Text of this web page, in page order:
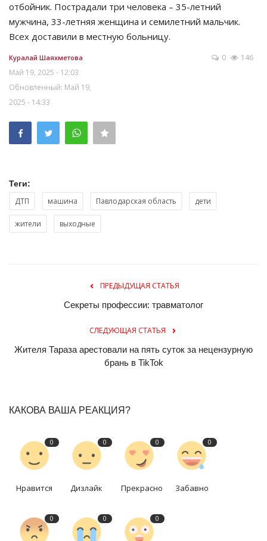
отбойник. Пострадали три человека – 35-летний
мужчина, 33-летняя женщина и семилетний мальчик.
Всех доставили в местную больницу.
Куралай Шаяхметова
Май 19, 2025 - 12:03
Обновленный: Май 19,
2025 - 14:33
0 146
Теги:
ДТП машина Павлодарская область дети
жители выходные
ПРЕДЫДУЩАЯ СТАТЬЯ
Секреты профессии: травматолог
СЛЕДУЮЩАЯ СТАТЬЯ
Жителя Тараза арестовали на пять суток за нецензурную
брань в TikTok
КАКОВА ВАША РЕАКЦИЯ?
0
Нравится
0
Дизлайк
0
Прекрасно
0
Забавно
0 0 0